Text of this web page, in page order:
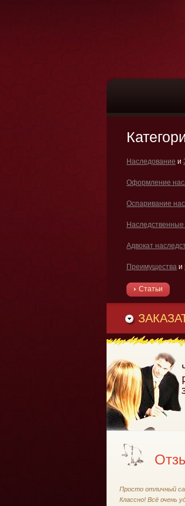
Наследование и
Оформление
Оспаривание
Адвокат
Преимущества и
Статьи
Просто отличный
Классно! Всё очень